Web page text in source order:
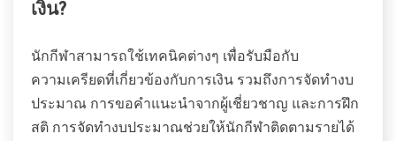
เงิน?
นักกีฬาสามารถใช้เทคนิคต่างๆ เพื่อรับมือกับ
ความเครียดที่เกี่ยวข้องกับการเงิน รวมถึงการจัดทำงบ
ประมาณ การขอคำแนะนำจากผู้เชี่ยวชาญ และการฝึก
สติ การจัดทำงบประมาณช่วยให้นักกีฬาติดตามรายได้